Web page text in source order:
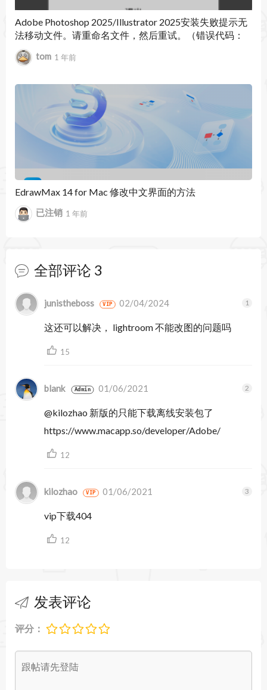
Adobe Photoshop 2025/Illustrator 2025安装失败提示无
法移动文件。请重命名文件，然后重试。（错误代码：
146）
tom 1 年前
EdrawMax 14 for Mac 修改中文界面的方法
已注销 1 年前
全部评论 3
暂无跟帖
junistheboss VIP 02/04/2024
这还可以解决， lightroom 不能改图的问题吗
15
blank Admin 01/06/2021
@kilozhao 新版的只能下载离线安装包了
https://www.macapp.so/developer/Adobe/
12
kilozhao VIP 01/06/2021
vip下载404
12
发表评论
评分：